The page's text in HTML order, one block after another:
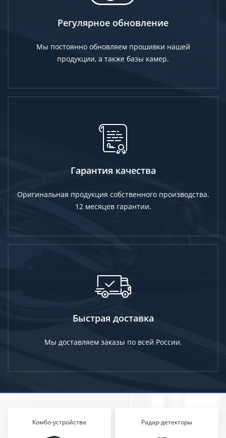
Регулярное обновление
Мы постоянно обновляем прошивки нашей
продукции, а также базы камер.
Гарантия качества
Оригинальная продукция собственного производства.
12 месяцев гарантии.
Быстрая доставка
Мы доставляем заказы по всей России.
Комбо-устройства Радар-детекторы